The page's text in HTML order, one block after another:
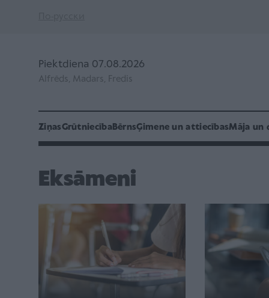
Piektdiena 07.08.2026
Alfrēds, Madars, Fredis
ZiņasGrūtniecībaBērnsĢimene un attiecībasMāja un
Eksāmeni